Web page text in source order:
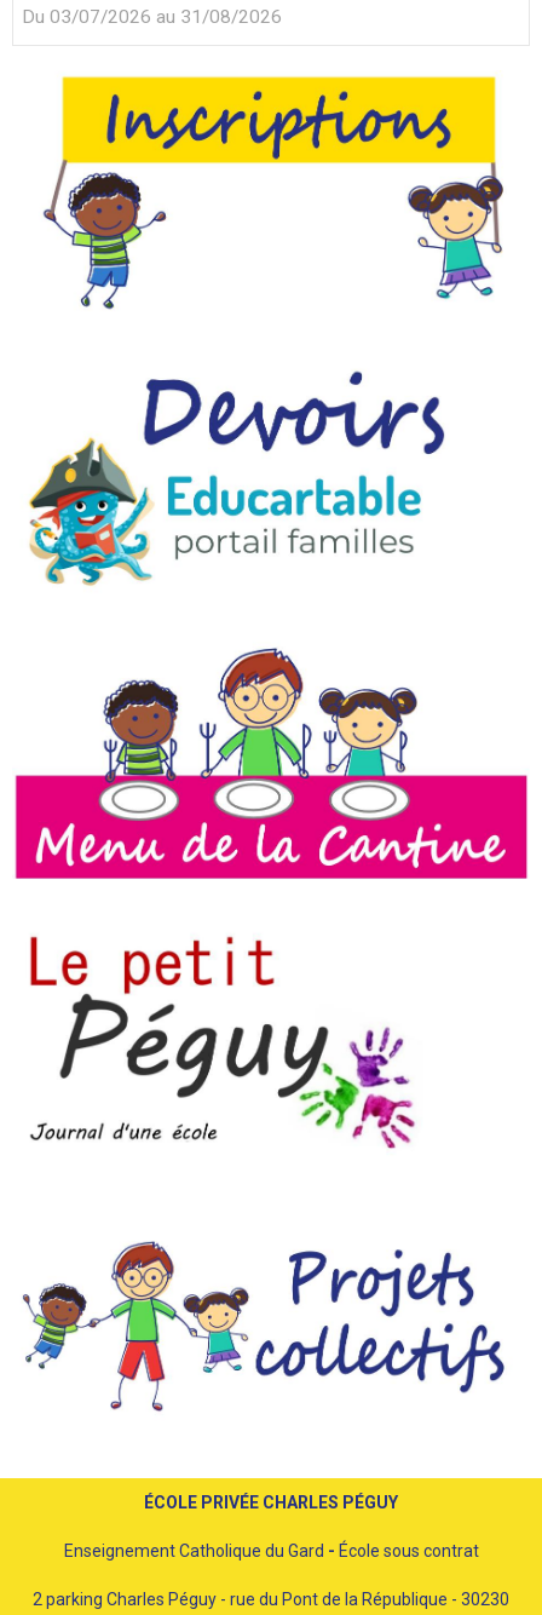
Du 03/07/2026 au 31/08/2026
ÉCOLE PRIVÉE CHARLES PÉGUY
Enseignement Catholique du Gard - École sous contrat
2 parking Charles Péguy - rue du Pont de la République - 30230